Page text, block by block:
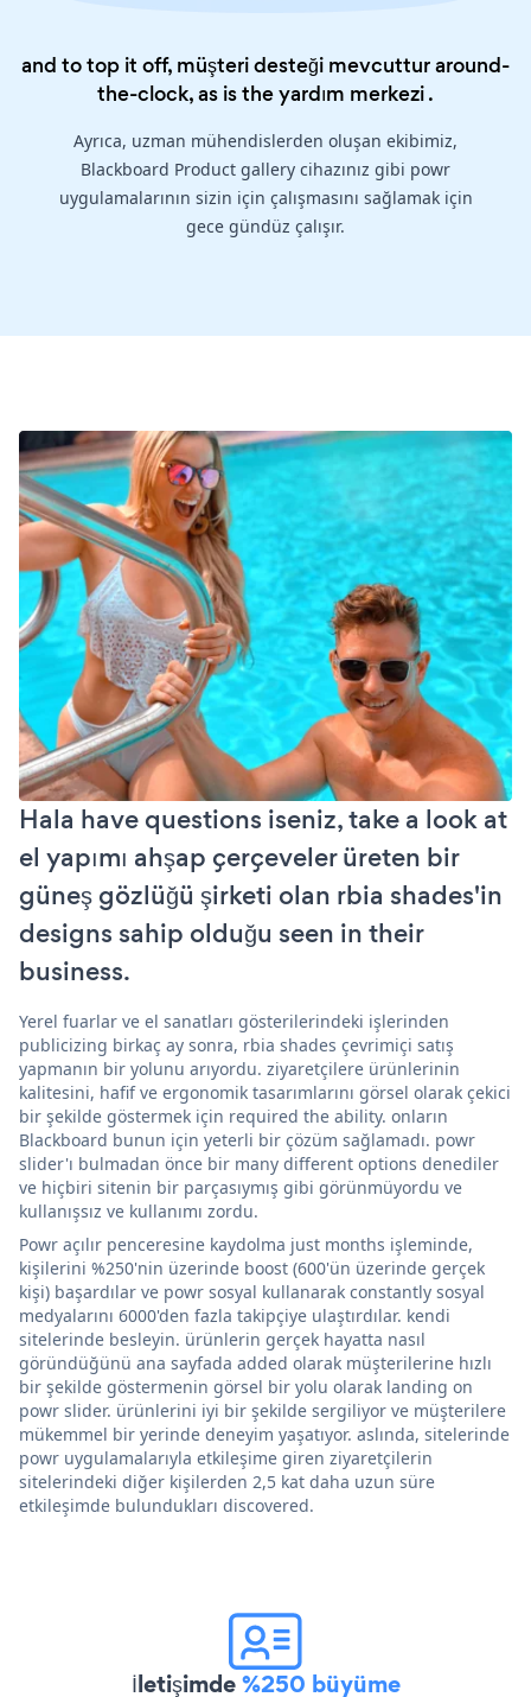
and to top it off, müşteri desteği mevcuttur around-
the-clock, as is theyardım merkezi.
Ayrıca, uzman mühendislerden oluşan ekibimiz,
Blackboard Product gallery cihazınız gibi powr
uygulamalarının sizin için çalışmasını sağlamak için
gece gündüz çalışır.
Hala have questions iseniz, take a look at
el yapımı ahşap çerçeveler üreten bir
güneş gözlüğü şirketi olan rbia shades'in
designs sahip olduğu seen in their
business.
Yerel fuarlar ve el sanatları gösterilerindeki işlerinden
publicizing birkaç ay sonra, rbia shades çevrimiçi satış
yapmanın bir yolunu arıyordu. ziyaretçilere ürünlerinin
kalitesini, hafif ve ergonomik tasarımlarını görsel olarak çekici
bir şekilde göstermek için required the ability. onların
Blackboard bunun için yeterli bir çözüm sağlamadı. powr
slider'ı bulmadan önce bir many different options denediler
ve hiçbiri sitenin bir parçasıymış gibi görünmüyordu ve
kullanışsız ve kullanımı zordu.
Powr açılır penceresine kaydolma just months işleminde,
kişilerini %250'nin üzerinde boost (600'ün üzerinde gerçek
kişi) başardılar ve powr sosyal kullanarak constantly sosyal
medyalarını 6000'den fazla takipçiye ulaştırdılar. kendi
sitelerinde besleyin. ürünlerin gerçek hayatta nasıl
göründüğünü ana sayfada added olarak müşterilerine hızlı
bir şekilde göstermenin görsel bir yolu olarak landing on
powr slider. ürünlerini iyi bir şekilde sergiliyor ve müşterilere
mükemmel bir yerinde deneyim yaşatıyor. aslında, sitelerinde
powr uygulamalarıyla etkileşime giren ziyaretçilerin
sitelerindeki diğer kişilerden 2,5 kat daha uzun süre
etkileşimde bulundukları discovered.
İletişimde%250 büyüme